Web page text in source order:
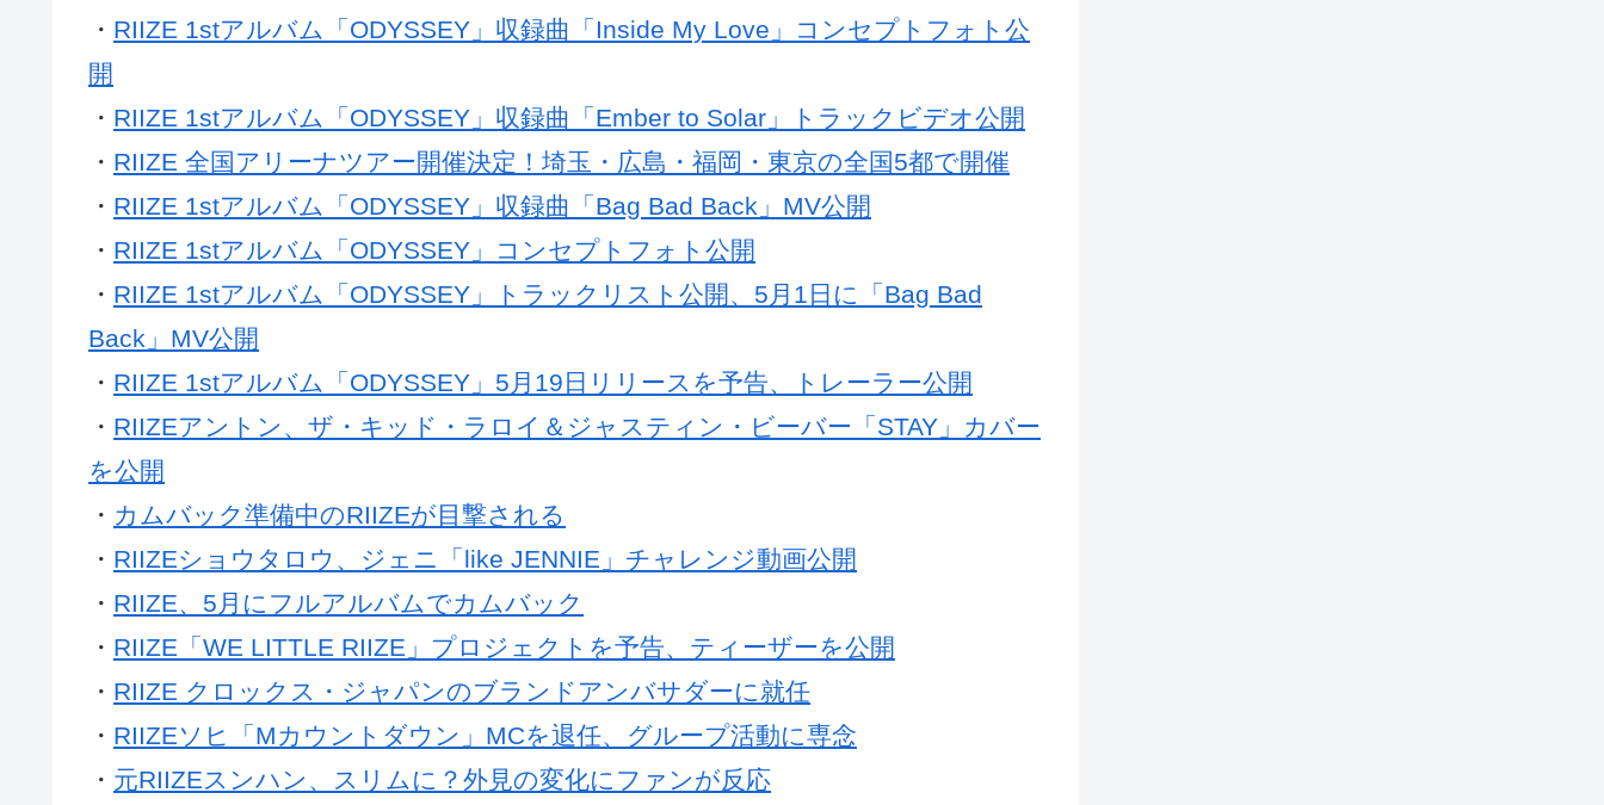
・ RIIZE 1stアルバム「ODYSSEY」収録曲「Inside My Love」コンセプトフォト公
開
・ RIIZE 1stアルバム「ODYSSEY」収録曲「Ember to Solar」トラックビデオ公開
・ RIIZE 全国アリーナツアー開催決定！埼玉・広島・福岡・東京の全国5都で開催
・ RIIZE 1stアルバム「ODYSSEY」収録曲「Bag Bad Back」MV公開
・ RIIZE 1stアルバム「ODYSSEY」コンセプトフォト公開
・ RIIZE 1stアルバム「ODYSSEY」トラックリスト公開、5月1日に「Bag Bad
Back」MV公開
・ RIIZE 1stアルバム「ODYSSEY」5月19日リリースを予告、トレーラー公開
・ RIIZEアントン、ザ・キッド・ラロイ＆ジャスティン・ビーバー「STAY」カバー
を公開
・ カムバック準備中のRIIZEが目撃される
・ RIIZEショウタロウ、ジェニ「like JENNIE」チャレンジ動画公開
・ RIIZE、5月にフルアルバムでカムバック
・ RIIZE「WE LITTLE RIIZE」プロジェクトを予告、ティーザーを公開
・ RIIZE クロックス・ジャパンのブランドアンバサダーに就任
・ RIIZEソヒ「Mカウントダウン」MCを退任、グループ活動に専念
・ 元RIIZEスンハン、スリムに？外見の変化にファンが反応